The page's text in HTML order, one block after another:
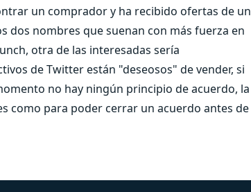
un comprador y ha recibido ofertas de un
dos nombres que suenan con más fuerza en
otra de las interesadas sería
de Twitter están "deseosos" de vender, si
no hay ningún principio de acuerdo, la
como para poder cerrar un acuerdo antes de